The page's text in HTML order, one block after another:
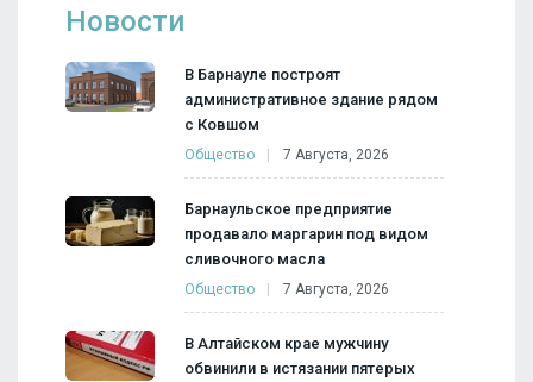
Новости
В Барнауле построят
административное здание рядом
с Ковшом
Общество 7 Августа, 2026
Барнаульское предприятие
продавало маргарин под видом
сливочного масла
Общество 7 Августа, 2026
В Алтайском крае мужчину
обвинили в истязании пятерых